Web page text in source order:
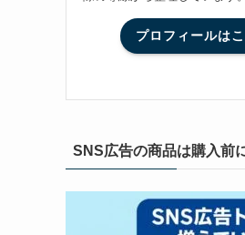
プロフィールは
SNS広告の商品は購入前